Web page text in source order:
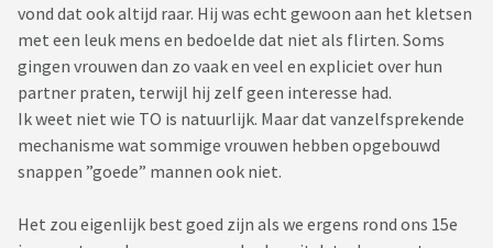
vond dat ook altijd raar. Hij was echt gewoon aan het kletsen
met een leuk mens en bedoelde dat niet als flirten. Soms
gingen vrouwen dan zo vaak en veel en expliciet over hun
partner praten, terwijl hij zelf geen interesse had.
Ik weet niet wie TO is natuurlijk. Maar dat vanzelfsprekende
mechanisme wat sommige vrouwen hebben opgebouwd
snappen ”goede” mannen ook niet.
Het zou eigenlijk best goed zijn als we ergens rond ons 15e